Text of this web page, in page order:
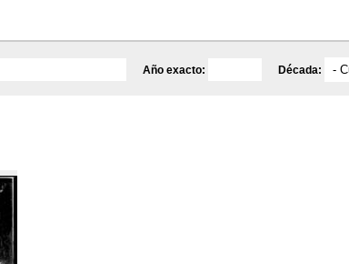
Año exacto: Década: